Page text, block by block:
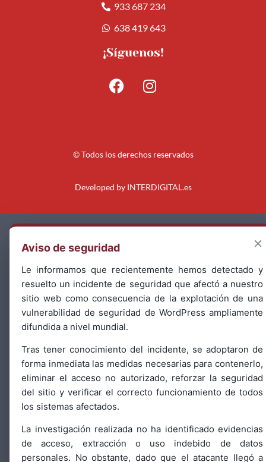
933 687 234
638 419 643
¡Síguenos!
© Todos los derechos reservados
Developed by INTERDIGITAL.es
×
Aviso de seguridad
Le informamos que recientemente hemos detectado y
resuelto un incidente de seguridad que afectó a nuestro
sitio web como consecuencia de la explotación de una
vulnerabilidad de seguridad de WordPress ampliamente
difundida a nivel mundial.
Tras tener conocimiento del incidente, se adoptaron de
forma inmediata las medidas necesarias para contenerlo,
eliminar el acceso no autorizado, reforzar la seguridad
del sitio y verificar el correcto funcionamiento de todos
los sistemas afectados.
La investigación realizada no ha identificado evidencias
de acceso, extracción o uso indebido de datos
personales. No obstante, dado que el atacante llegó a
Aviso Legal
Política de Privacidad
Política de Cookies
Configurar